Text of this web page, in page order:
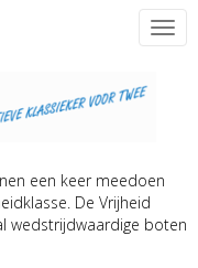
mogelijheden om
een keer meedoen
De Vrijheid
wedstrijdwaardige boten